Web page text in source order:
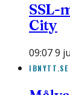
SSL-
City
09:07 9
IBNYTT.SE